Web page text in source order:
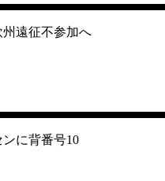
遠征不参加へ
に背番号10